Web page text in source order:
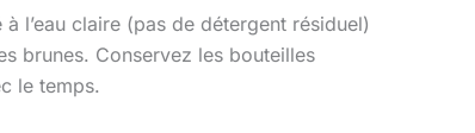
l’eau claire (pas de détergent résiduel)
brunes. Conservez les bouteilles
le temps.